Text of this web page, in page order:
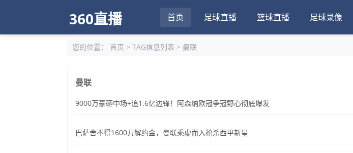
360直播 首页 足球直播 篮球直播 足球录像
您的位置： 首页 > TAG信息列表 > 曼联
曼联
9000万豪砸中场+追1.6亿边锋！阿森纳欧冠争冠野心彻底爆发
巴萨舍不得1600万解约金，曼联乘虚而入抢杀西甲新星